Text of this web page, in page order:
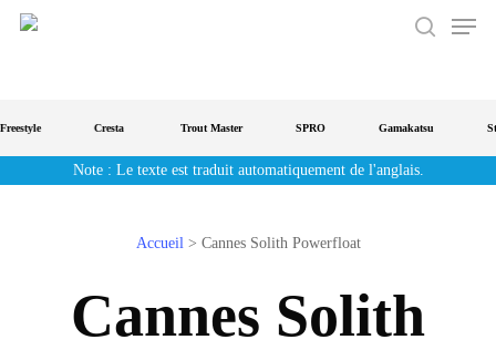
Aller
Menu
Cresta Trout Master SPRO Gamakatsu
Note : Le texte est traduit automatiquement de l'anglais.
Accueil> Cannes Solith Powerfloat
Cannes Solith